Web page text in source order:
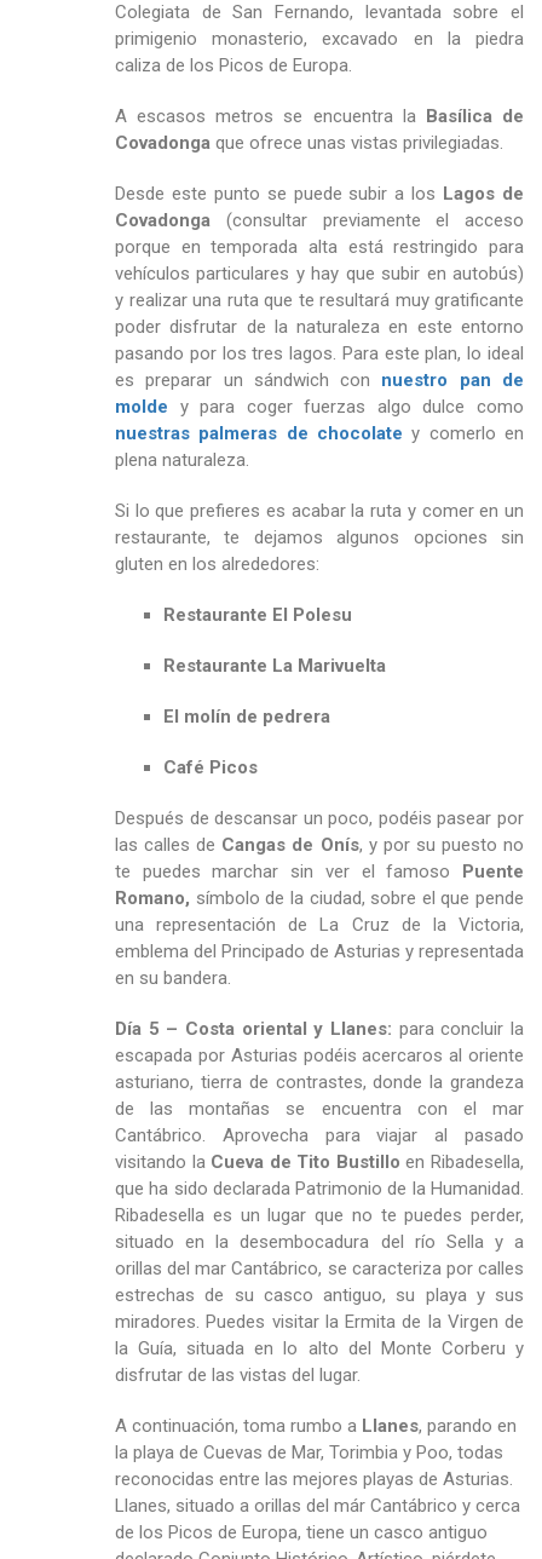
Colegiata de San Fernando, levantada sobre el
primigenio monasterio, excavado en la piedra
caliza de los Picos de Europa.
A escasos metros se encuentra la Basílica de
Covadonga que ofrece unas vistas privilegiadas.
Desde este punto se puede subir a los Lagos de
Covadonga (consultar previamente el acceso
porque en temporada alta está restringido para
vehículos particulares y hay que subir en autobús)
y realizar una ruta que te resultará muy gratificante
poder disfrutar de la naturaleza en este entorno
pasando por los tres lagos. Para este plan, lo ideal
es preparar un sándwich con nuestro pan de
molde y para coger fuerzas algo dulce como
nuestras palmeras de chocolate y comerlo en
plena naturaleza.
Si lo que prefieres es acabar la ruta y comer en un
restaurante, te dejamos algunos opciones sin
gluten en los alrededores:
Restaurante El Polesu
Restaurante La Marivuelta
El molín de pedrera
Café Picos
Después de descansar un poco, podéis pasear por
las calles de Cangas de Onís, y por su puesto no
te puedes marchar sin ver el famoso Puente
Romano, símbolo de la ciudad, sobre el que pende
una representación de La Cruz de la Victoria,
emblema del Principado de Asturias y representada
en su bandera.
Día 5 – Costa oriental y Llanes: para concluir la
escapada por Asturias podéis acercaros al oriente
asturiano, tierra de contrastes, donde la grandeza
de las montañas se encuentra con el mar
Cantábrico. Aprovecha para viajar al pasado
visitando la Cueva de Tito Bustillo en Ribadesella,
que ha sido declarada Patrimonio de la Humanidad.
Ribadesella es un lugar que no te puedes perder,
situado en la desembocadura del río Sella y a
orillas del mar Cantábrico, se caracteriza por calles
estrechas de su casco antiguo, su playa y sus
miradores. Puedes visitar la Ermita de la Virgen de
la Guía, situada en lo alto del Monte Corberu y
disfrutar de las vistas del lugar.
A continuación, toma rumbo a Llanes, parando en
la playa de Cuevas de Mar, Torimbia y Poo, todas
reconocidas entre las mejores playas de Asturias.
Llanes, situado a orillas del már Cantábrico y cerca
de los Picos de Europa, tiene un casco antiguo